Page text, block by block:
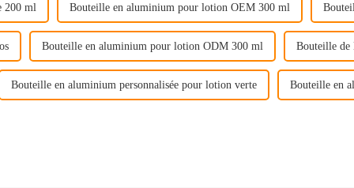
200 ml Bouteille en aluminium pour lotion OEM 300 ml
Bouteille en aluminium pour lotion ODM 300 ml Bouteille de
Bouteille en aluminium personnalisée pour lotion verte Bouteille en